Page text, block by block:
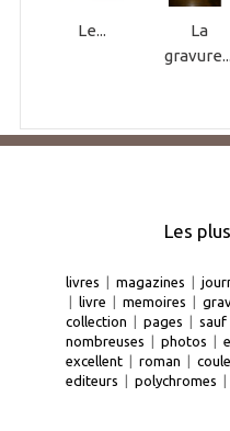
Le...
La
gravure...
Les
livres magazines
livre memoires
collection
pages sauf
nombreuses
photos
excellent
roman
editeurs
polychromes